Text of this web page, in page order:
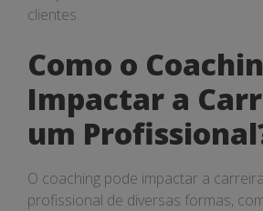
clientes.
Como o
Impactar a
um
O coaching pode impactar a
profissional de diversas formas,